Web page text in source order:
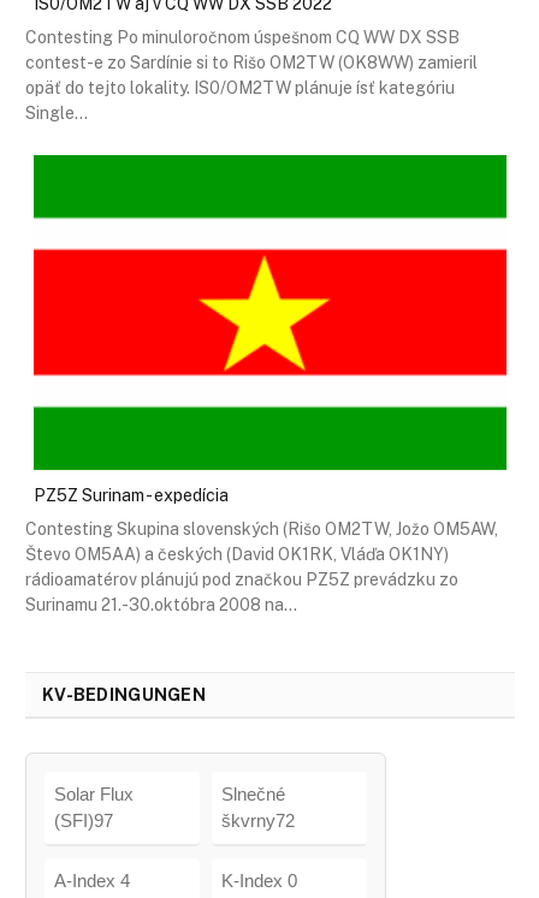
Contesting Po minuloročnom úspešnom CQ WW DX SSB
contest-e zo Sardínie si to Rišo OM2TW (OK8WW) zamieril
opäť do tejto lokality. IS0/OM2TW plánuje ísť kategóriu
Single…
PZ5Z Surinam - expedícia
Contesting Skupina slovenských (Rišo OM2TW, Jožo OM5AW,
Števo OM5AA) a českých (David OK1RK, Vláďa OK1NY)
rádioamatérov plánujú pod značkou PZ5Z prevádzku zo
Surinamu 21.-30.októbra 2008 na…
KV-BEDINGUNGEN
Solar Flux
(SFI)97
Slnečné
škvrny72
A-Index 4 K-Index 0